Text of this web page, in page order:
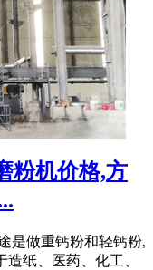
粉机价格,方
是做重钙粉和轻钙粉,
纸、医药、化工、